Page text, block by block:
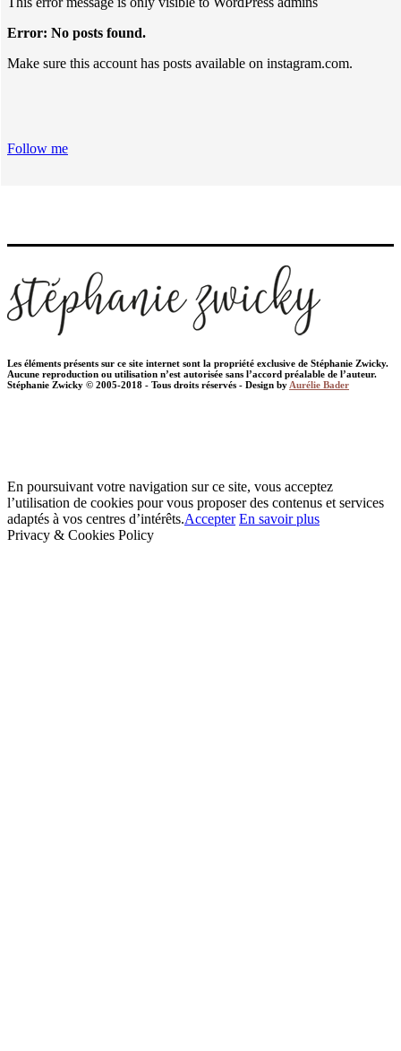
Error: No posts found.
Make sure this account has posts available on instagram.com.
Follow me
Les éléments présents sur ce site internet sont la propriété exclusive de Stéphanie Zwicky.
Aucune reproduction ou utilisation n’est autorisée sans l’accord préalable de l’auteur.
Stéphanie Zwicky © 2005-2018 - Tous droits réservés - Design by Aurélie Bader
En poursuivant votre navigation sur ce site, vous acceptez
l’utilisation de cookies pour vous proposer des contenus et services
adaptés à vos centres d’intérêts.Accepter En savoir plus
Privacy & Cookies Policy